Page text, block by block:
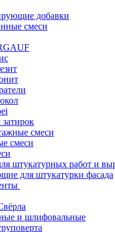
добавки
смеси
смеси
смеси
штукатурных работ и
для штукатурки фасада
и шлифовальные